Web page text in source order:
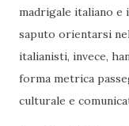
madrigale italiano e
saputo orientarsi
italianisti, invece,
forma metrica
culturale e